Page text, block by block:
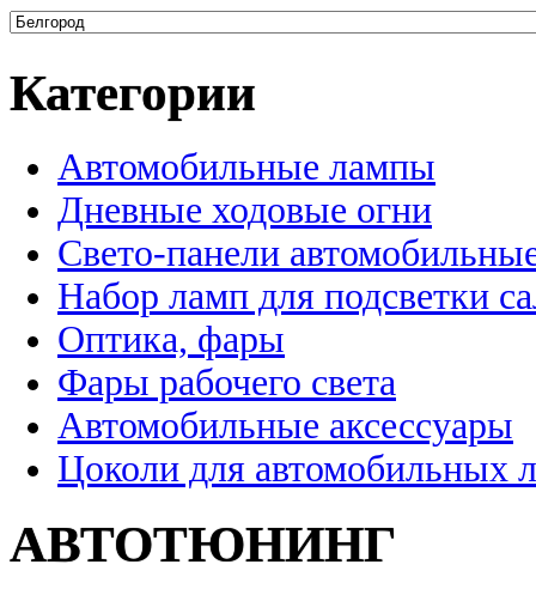
Категории
Автомобильные лампы
Дневные ходовые огни
Свето-панели
Набор ламп для подсветки
Оптика, фары
Фары рабочего света
Автомобильные аксессуары
Цоколи для автомобильных
АВТОТЮНИНГ